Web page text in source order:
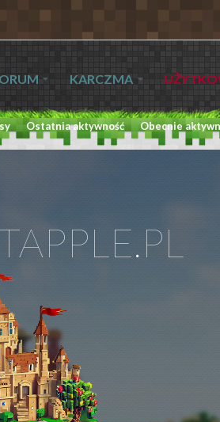
KARCZMA
Obecnie
Ostatnia aktywność